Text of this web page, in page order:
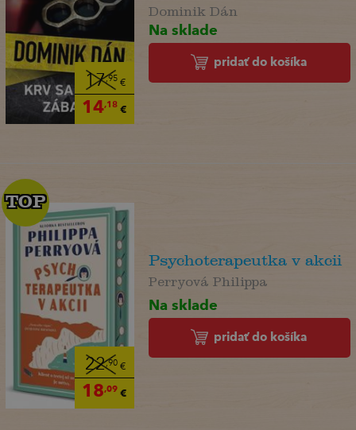
17,95€
14,18€
Dominik Dán
Na sklade
pridať do košíka
22,90€
18,09€
TOP
TOP
Psychoterapeutka v akcii
Perryová Philippa
Na sklade
pridať do košíka